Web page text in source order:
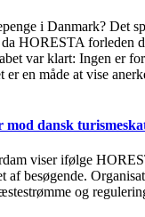
i Danmark? Det
HORESTA forleden
var klart: Ingen er
er en måde at vise
dansk
viser ifølge
af besøgende.
og